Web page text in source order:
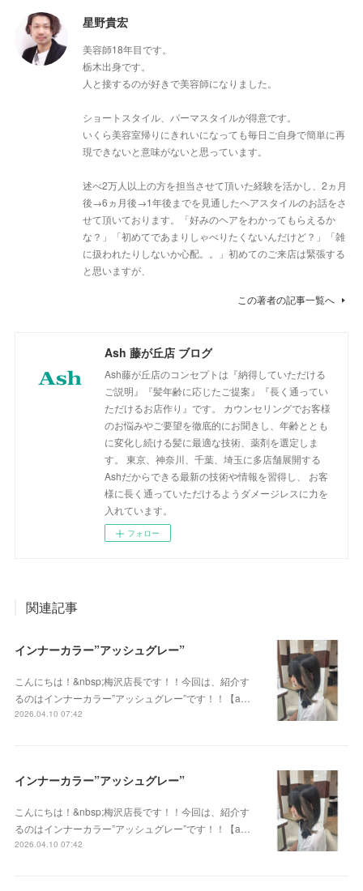
星野貴宏
美容師18年目です。
栃木出身です。
人と接するのが好きで美容師になりました。
ショートスタイル、パーマスタイルが得意です。
いくら美容室帰りにきれいになっても毎日ご自身で簡単に再
現できないと意味がないと思っています。
述べ2万人以上の方を担当させて頂いた経験を活かし、2ヵ月
後→6ヵ月後→1年後までを見通したヘアスタイルのお話をさ
せて頂いております。「好みのヘアをわかってもらえるか
な？」「初めてであまりしゃべりたくないんだけど？」「雑
に扱われたりしないか心配。。」初めてのご来店は緊張する
と思いますが、
この著者の記事一覧へ
Ash 藤が丘店 ブログ
Ash藤が丘店のコンセプトは『納得していただける
ご説明』『髪年齢に応じたご提案』『長く通ってい
ただけるお店作り』です。 カウンセリングでお客様
のお悩みやご要望を徹底的にお聞きし、年齢ととも
に変化し続ける髪に最適な技術、薬剤を選定しま
す。 東京、神奈川、千葉、埼玉に多店舗展開する
Ashだからできる最新の技術や情報を習得し、 お客
様に長く通っていただけるようダメージレスに力を
入れています。
フォロー
関連記事
インナーカラー”アッシュグレー”
こんにちは！&nbsp;梅沢店長です！！今回は、紹介す
るのはインナーカラー”アッシュグレー”です！！【a…
2026.04.10 07:42
インナーカラー”アッシュグレー”
こんにちは！&nbsp;梅沢店長です！！今回は、紹介す
るのはインナーカラー”アッシュグレー”です！！【a…
2026.04.10 07:42